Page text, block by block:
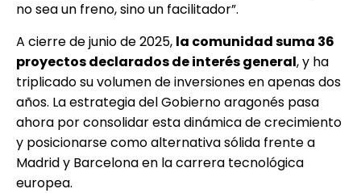
no sea un freno, sino un facilitador”.
A cierre de junio de 2025, la comunidad suma 36
proyectos declarados de interés general, y ha
triplicado su volumen de inversiones en apenas dos
años. La estrategia del Gobierno aragonés pasa
ahora por consolidar esta dinámica de crecimiento
y posicionarse como alternativa sólida frente a
Madrid y Barcelona en la carrera tecnológica
europea.